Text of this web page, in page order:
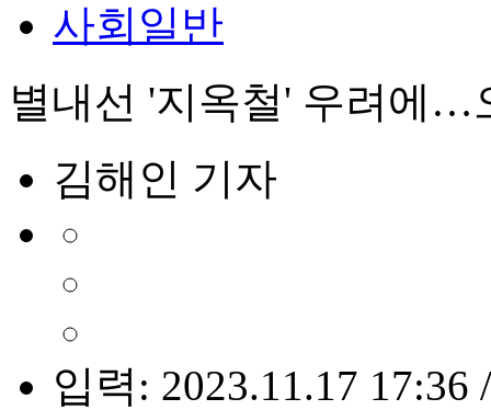
사회일반
별내선 '지옥철' 우려에…
김해인 기자
입력: 2023.11.17 17:36